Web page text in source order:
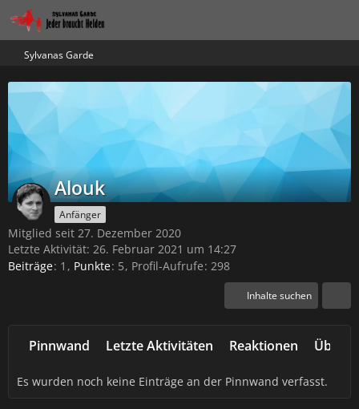
Sylvanas Garde
Alouk
Anfänger
Mitglied seit 27. Dezember 2020
Letzte Aktivität: 26. Februar 2021 um 14:27
Beiträge 1 Punkte 5 Profil-Aufrufe 298
Inhalte suchen
Pinnwand Letzte Aktivitäten Reaktionen Über
Es wurden noch keine Einträge an der Pinnwand verfasst.